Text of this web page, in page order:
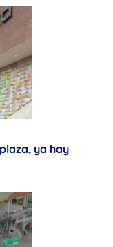
ya hay